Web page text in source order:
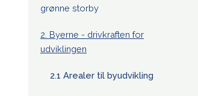
grønne storby
2. Byerne - drivkraften for
udviklingen
2.1 Arealer til byudvikling